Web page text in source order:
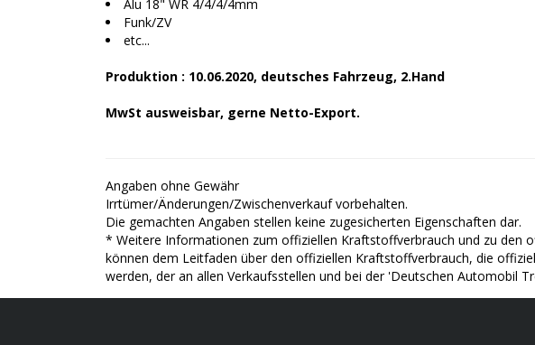
Alu 18" WR 4/4/4/4mm
Funk/ZV
etc...
Produktion : 10.06.2020, deutsches Fahrzeug, 2.Hand
MwSt ausweisbar, gerne Netto-Export.
Angaben ohne Gewähr
Irrtümer/Änderungen/Zwischenverkauf vorbehalten.
Die gemachten Angaben stellen keine zugesicherten Eigenschaften dar.
* Weitere Informationen zum offiziellen Kraftstoffverbrauch und zu den
können dem Leitfaden über den offiziellen Kraftstoffverbrauch, die
werden, der an allen Verkaufsstellen und bei der 'Deutschen Automobil